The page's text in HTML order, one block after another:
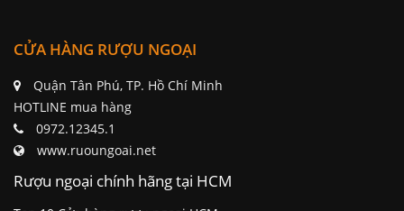
CỬA HÀNG RƯỢU NGOẠI
Quận Tân Phú, TP. Hồ Chí Minh
HOTLINE mua hàng
0972.12345.1
www.ruoungoai.net
Rượu ngoại chính hãng tại HCM